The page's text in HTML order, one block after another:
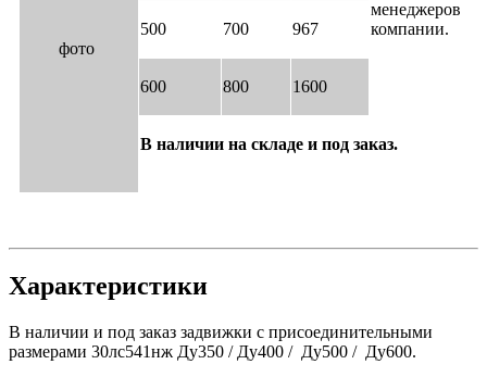
фото
менеджеров
компании.
500 700 967
600 800 1600
В наличии на складе и под заказ.
Характеристики
В наличии и под заказ задвижки с присоединительными
размерами 30лс541нж Ду350 / Ду400 / Ду500 / Ду600.